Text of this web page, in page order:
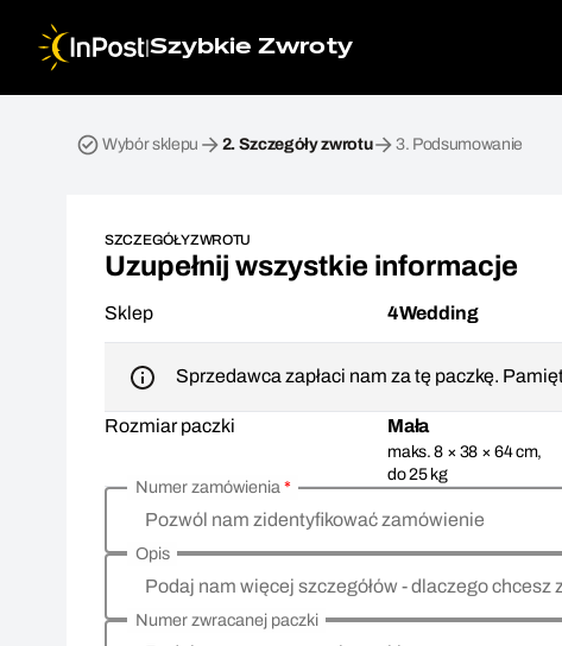
|Szybkie Zwroty
Wybór sklepu 2. Szczegóły zwrotu 3. Podsumowanie
SZCZEGÓŁY ZWROTU
Uzupełnij wszystkie informacje
Sklep 4Wedding
Sprzedawca zapłaci nam za tę paczkę.
Rozmiar paczki Mała
maks. 8 × 38 × 64 cm,
do 25 kg
Pozwól nam zidentyfikować zamówienie
Numer zamówienia*
Podaj nam więcej szczegółów - dlaczego chcesz
Opis
Numer zwracanej paczki